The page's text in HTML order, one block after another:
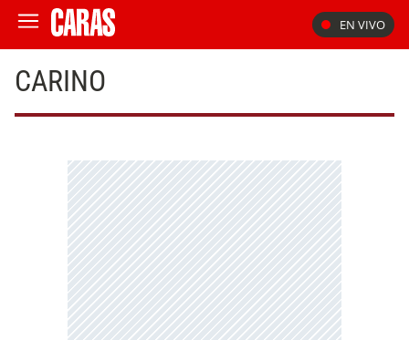
EN VIVO
CARINO